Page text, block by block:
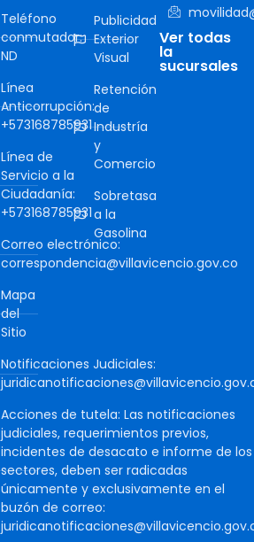
Teléfono
conmutador:
ND
Línea
Anticorrupción:
+573168785931
Línea de
Servicio a la
Ciudadanía:
+573168785931
Correo electrónico:
correspondencia@villavicencio.gov.co
Mapa
del
Sitio
Notificaciones Judiciales:
Acciones de tutela: Las notificaciones
judiciales, requerimientos previos,
incidentes de desacato e informe de los
sectores, deben ser radicadas
únicamente y exclusivamente en el
buzón de correo:
Publicidad
Exterior
Visual
Retención
de
Industría
y
Comercio
Sobretasa
a la
Gasolina
Ver todas
la
sucursales